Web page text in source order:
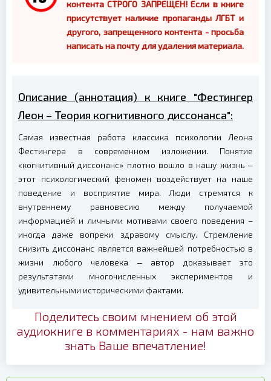
контента СТРОГО ЗАПРЕЩЕН! Если в книге
присутствует наличие пропаганды ЛГБТ и
другого, запрещенного контента - просьба
написать на почту для удаления материала.
Описание (аннотация) к книге "Фестингер
Леон – Теория когнитивного диссонанса":
Самая известная работа классика психологии Леона
Фестингера в современном изложении. Понятие
«когнитивный диссонанс» плотно вошло в нашу жизнь ‒
этот психологический феномен воздействует на наше
поведение и восприятие мира. Люди стремятся к
внутреннему равновесию между получаемой
информацией и личными мотивами своего поведения –
иногда даже вопреки здравому смыслу. Стремление
снизить диссонанс является важнейшей потребностью в
жизни любого человека ‒ автор доказывает это
результатами многочисленных экспериментов и
удивительными историческими фактами.
Поделитесь своим мнением об этой
аудиокниге в комментариях - нам важно
знать Ваше впечатление!